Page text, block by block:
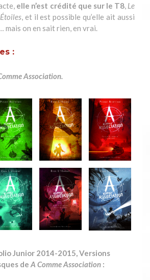
elle n’est crédité que sur le T8, Le
, et il est possible qu’elle ait aussi
mais on en sait rien, en vrai.
:
Association.
Junior 2014-2015, Versions
de A Comme Association :